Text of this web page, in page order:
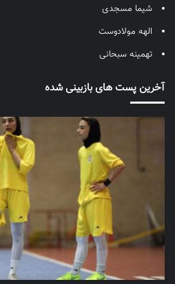
شیما مسجدی
الهه مولادوست
تهمینه سبحانی
آخرین پست های بازبینی شده